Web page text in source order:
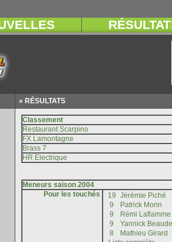
» RÉSULTATS
Pour les touchés